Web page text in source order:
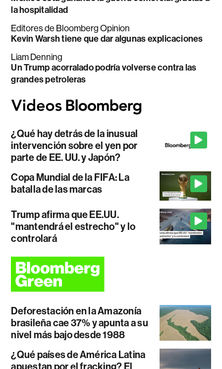
la hospitalidad
Editores de Bloomberg Opinion
Kevin Warsh tiene que dar algunas explicaciones
Liam Denning
Un Trump acorralado podría volverse contra las
grandes petroleras
¿Qué hay detrás de la inusual
intervención sobre el yen por
parte de EE. UU. y Japón?
Copa Mundial de la FIFA: La
batalla de las marcas
Trump afirma que EE.UU.
"mantendrá el estrecho" y lo
controlará
Deforestación en la Amazonía
brasileña cae 37% y apunta a su
nivel más bajo desde 1988
¿Qué países de América Latina